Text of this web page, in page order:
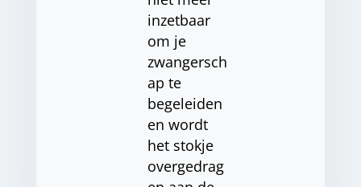
inzetbaar
om je
zwangersch
ap te
begeleiden
en wordt
het stokje
overgedrag